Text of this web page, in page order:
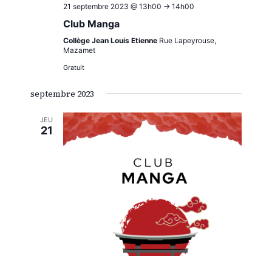
21 septembre 2023 @ 13h00 -> 14h00
Club Manga
Collège Jean Louis Etienne Rue Lapeyrouse,
Mazamet
Gratuit
septembre 2023
JEU
21